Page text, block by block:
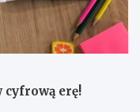
cyfrową erę!